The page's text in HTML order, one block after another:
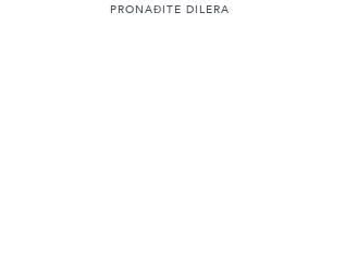
PRONAĐITE DILERA